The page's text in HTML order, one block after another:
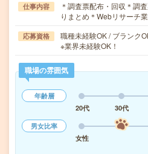
仕事内容
＊調査票配布・回収＊調
りまとめ＊Webリサーチ
応募資格
職種未経験OK / ブランク
※業界未経験OK！
職場の雰囲気
年齢層
20代
30代
男女比率
女性